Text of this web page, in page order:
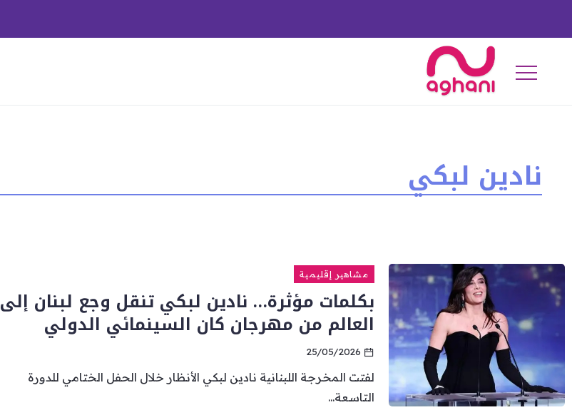
نادين لبكي
مشاهير إقليمية
بكلمات مؤثرة… نادين لبكي تنقل وجع لبنان إلى
العالم من مهرجان كان السينمائي الدولي
25/05/2026
لفتت المخرجة اللبنانية نادين لبكي الأنظار خلال الحفل الختامي للدورة
التاسعة...